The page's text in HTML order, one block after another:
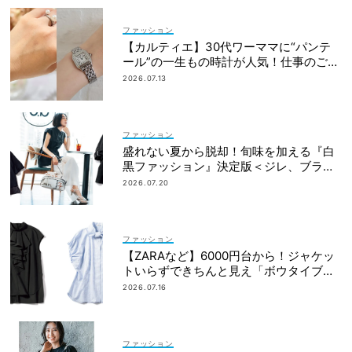
ファッション
【カルティエ】30代ワーママに“パンテ
ール”の一生もの時計が人気！仕事のご褒
美＆節目買いに
2026.07.13
ファッション
盛れない夏から脱却！旬味を加える『白
黒ファッション』決定版＜ジレ、ブラウ
ス、セットアップetc.＞
2026.07.20
ファッション
【ZARAなど】6000円台から！ジャケッ
トいらずできちんと見え「ボウタイブラ
ウス」4選
2026.07.16
ファッション